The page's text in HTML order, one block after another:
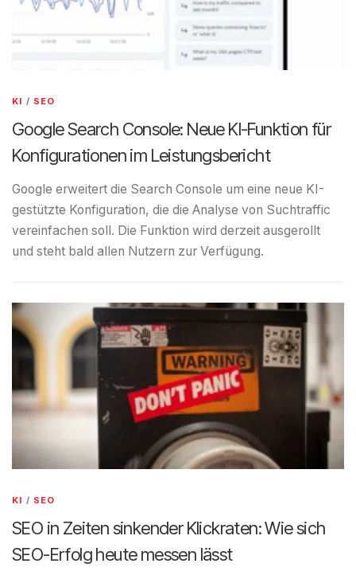
KI / SEO
Google Search Console: Neue KI-Funktion für
Konfigurationen im Leistungsbericht
Google erweitert die Search Console um eine neue KI-
gestützte Konfiguration, die die Analyse von Suchtraffic
vereinfachen soll. Die Funktion wird derzeit ausgerollt
und steht bald allen Nutzern zur Verfügung.
KI / SEO
SEO in Zeiten sinkender Klickraten: Wie sich
SEO-Erfolg heute messen lässt